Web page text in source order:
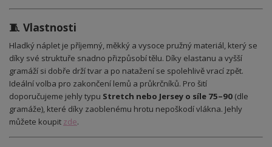
🧵 Vlastnosti
Hladký náplet je příjemný, měkký a vysoce pružný materiál, který se
díky své struktuře snadno přizpůsobí tělu. Díky elastanu a vyšší
gramáží si dobře drží tvar a po natažení se spolehlivě vrací zpět.
Ideální volba pro zakončení lemů a průkrčníků. Pro šití
doporučujeme jehly typu Stretch nebo Jersey o síle 75–90 (dle
gramáže), které díky zaoblenému hrotu nepoškodí vlákna. Jehly
můžete koupit zde.